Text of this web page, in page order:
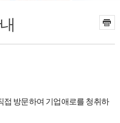
접 방문하여 기업애로를 청취하